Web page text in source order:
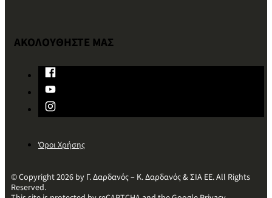
ΑΚΟΛΟΥΘΗΣΤΕ ΜΑΣ
Όροι Χρήσης
© Copyright 2026 by Γ. Δαρδανός – Κ. Δαρδανός & ΣΙΑ ΕΕ. All Rights
Reserved.